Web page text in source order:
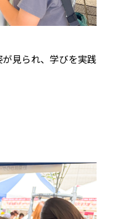
見られ、学びを実践